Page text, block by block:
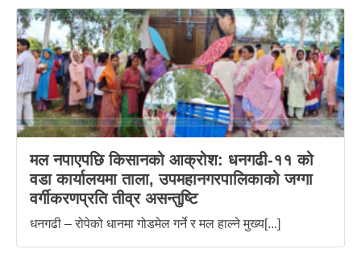
मल नपाएपछि किसानको आक्रोश: धनगढी-११ को
वडा कार्यालयमा ताला, उपमहानगरपालिकाको जग्गा
वर्गीकरणप्रति तीव्र असन्तुष्टि
धनगढी – रोपेको धानमा गोडमेल गर्ने र मल हाल्ने मुख्य[...]